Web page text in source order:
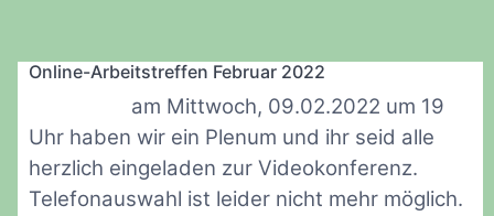
Online-Arbeitstreffen Februar 2022
am Mittwoch, 09.02.2022 um 19
Uhr haben wir ein Plenum und ihr seid alle
herzlich eingeladen zur Videokonferenz.
Telefonauswahl ist leider nicht mehr möglich.